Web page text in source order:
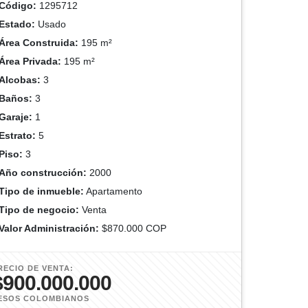
1295712
Usado
Construida: 195 m²
Privada: 195 m²
3
3
1
5
3
construcción: 2000
de inmueble: Apartamento
de negocio: Venta
Administración: $870.000 COP
DE VENTA:
COLOMBIANOS